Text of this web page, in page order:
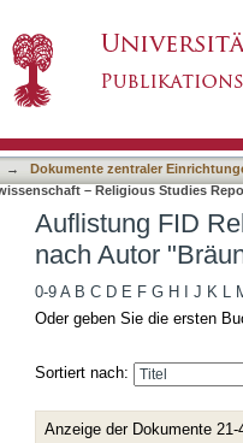
→
Dokumente zentraler
– Religious Studies
Auflistung FID
nach Autor
0-9 A B C D E F G H J K L
Oder geben Sie die ersten
Sortiert nach:
Anzeige der Dokumente 21-